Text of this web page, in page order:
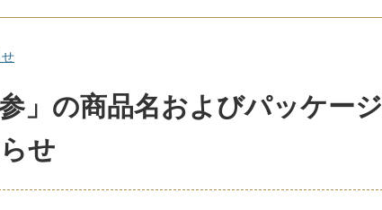
参」の商品名およびパッケージ
せ